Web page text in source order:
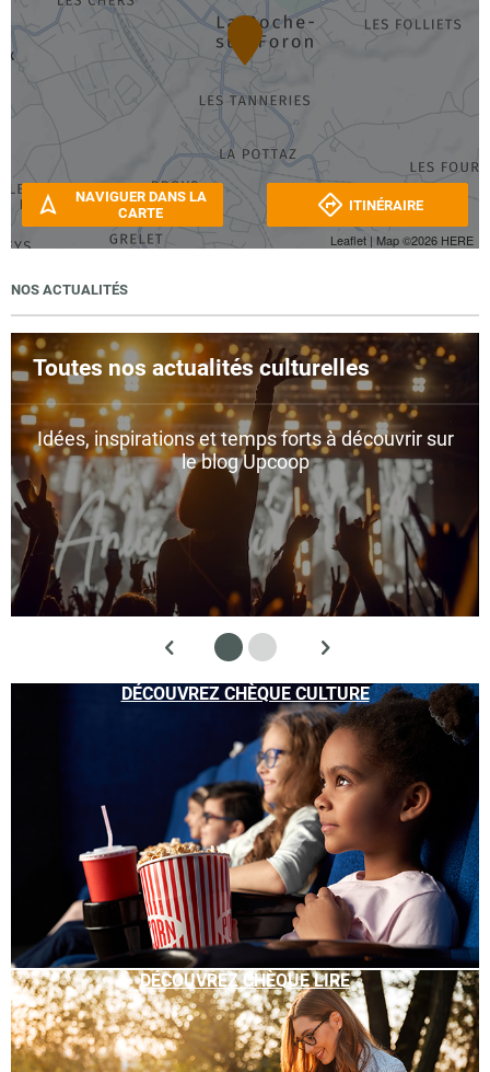
Leaflet | Map ©2026 HERE
NAVIGUER DANS LA
CARTE
ITINÉRAIRE
NOS ACTUALITÉS
Toutes nos actualités culturelles
Idées, inspirations et temps forts à découvrir sur
le blog Upcoop
DÉCOUVREZ CHÈQUE CULTURE
DÉCOUVREZ CHÈQUE LIRE